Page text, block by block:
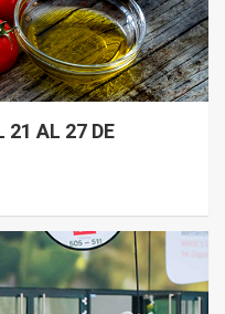
21 AL 27 DE